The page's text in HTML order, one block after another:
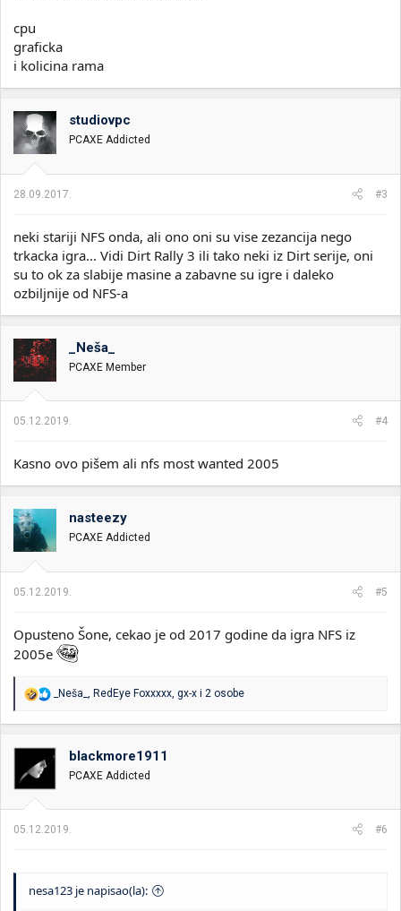
cpu
graficka
i kolicina rama
studiovpc
PCAXE Addicted
28.09.2017. #3
neki stariji NFS onda, ali ono oni su vise zezancija nego
trkacka igra... Vidi Dirt Rally 3 ili tako neki iz Dirt serije, oni
su to ok za slabije masine a zabavne su igre i daleko
ozbiljnije od NFS-a
_Neša_
PCAXE Member
05.12.2019. #4
Kasno ovo pišem ali nfs most wanted 2005
nasteezy
PCAXE Addicted
05.12.2019. #5
Opusteno Šone, cekao je od 2017 godine da igra NFS iz
2005e
R
o
n
j
:
_Neša_ RedEye Foxxxxx gx-x i 2 osobe
blackmore1911
PCAXE Addicted
05.12.2019. #6
nesa123 je napisao(la):